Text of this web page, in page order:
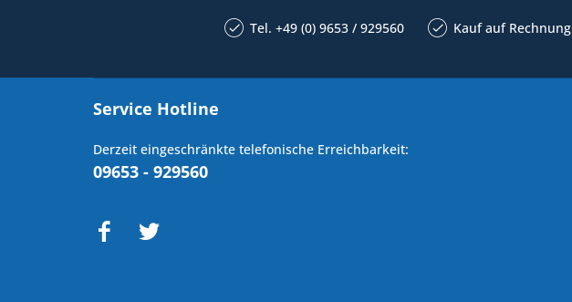
Tel. +49 (0) 9653 / 929560 Kauf auf Rechnung
Service Hotline
Derzeit eingeschränkte telefonische Erreichbarkeit:
09653 - 929560